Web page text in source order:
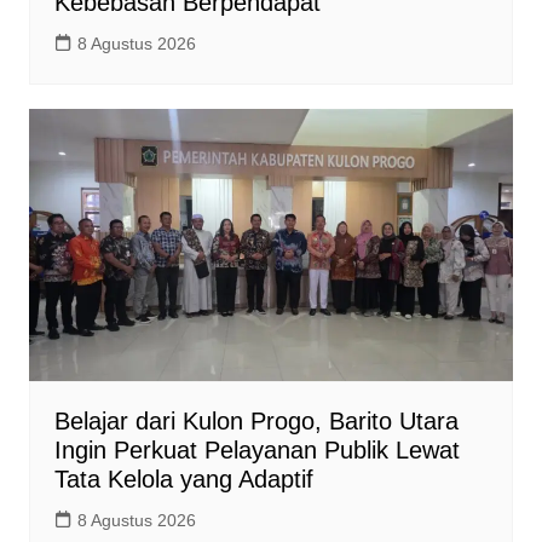
8 Agustus 2026
Belajar dari Kulon Progo, Barito Utara
Ingin Perkuat Pelayanan Publik Lewat
Tata Kelola yang Adaptif
8 Agustus 2026